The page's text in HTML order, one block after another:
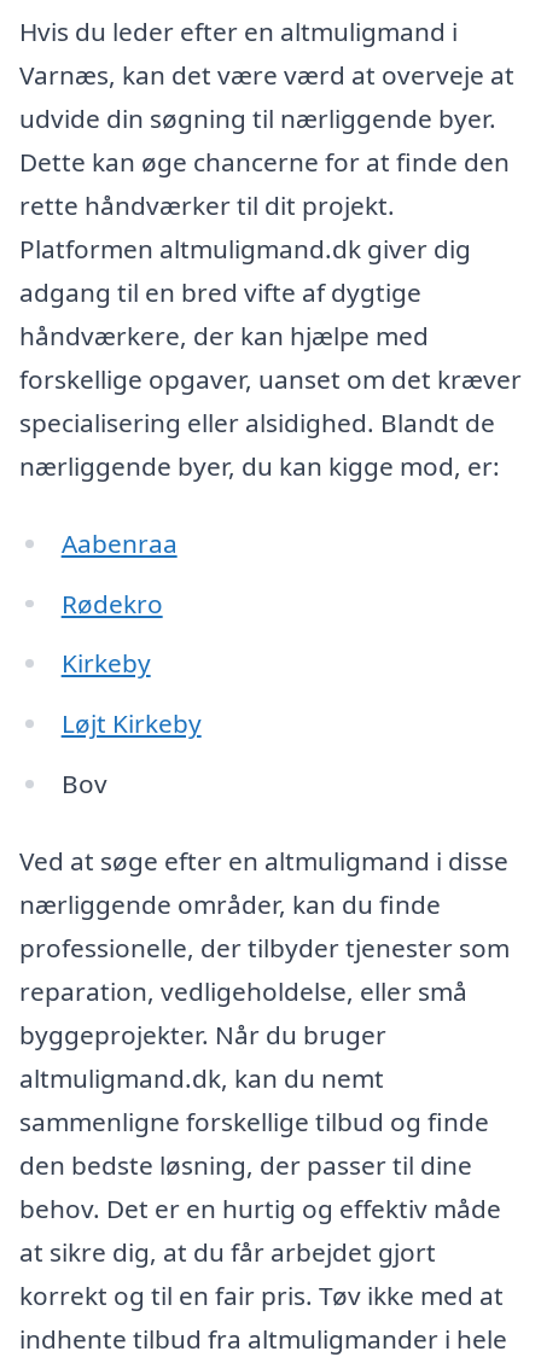
Hvis du leder efter en altmuligmand i
Varnæs, kan det være værd at overveje at
udvide din søgning til nærliggende byer.
Dette kan øge chancerne for at finde den
rette håndværker til dit projekt.
Platformen altmuligmand.dk giver dig
adgang til en bred vifte af dygtige
håndværkere, der kan hjælpe med
forskellige opgaver, uanset om det kræver
specialisering eller alsidighed. Blandt de
nærliggende byer, du kan kigge mod, er:
Aabenraa
Rødekro
Kirkeby
Løjt Kirkeby
Bov
Ved at søge efter en altmuligmand i disse
nærliggende områder, kan du finde
professionelle, der tilbyder tjenester som
reparation, vedligeholdelse, eller små
byggeprojekter. Når du bruger
altmuligmand.dk, kan du nemt
sammenligne forskellige tilbud og finde
den bedste løsning, der passer til dine
behov. Det er en hurtig og effektiv måde
at sikre dig, at du får arbejdet gjort
korrekt og til en fair pris. Tøv ikke med at
indhente tilbud fra altmuligmander i hele